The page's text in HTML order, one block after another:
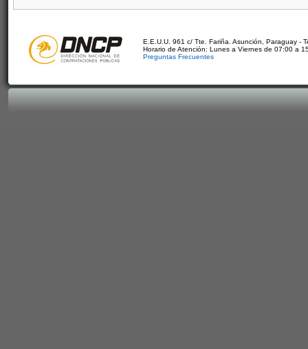
E.E.U.U. 961 c/ Tte. Fariña. Asunción, Paraguay -
Horario de Atención: Lunes a Viernes de 07:00 a
Preguntas Frecuentes